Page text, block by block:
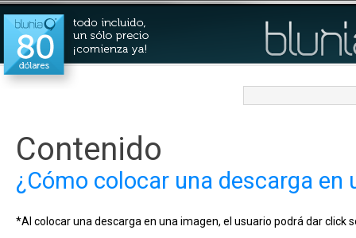
Contenido
¿Cómo colocar una descarga en
*Al colocar una descarga en una imagen, el usuario podrá dar